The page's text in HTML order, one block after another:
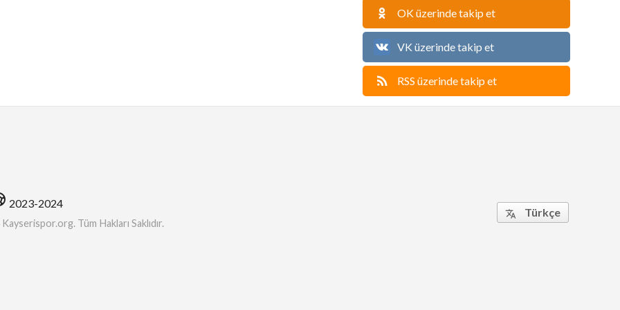
OK üzerinde takip et
VK üzerinde takip et
RSS üzerinde takip et
2023-2024
Tüm Hakları Saklıdır.
 Türkçe